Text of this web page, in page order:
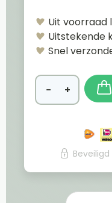
Uit voorraad
Uitstekende
Snel
− +